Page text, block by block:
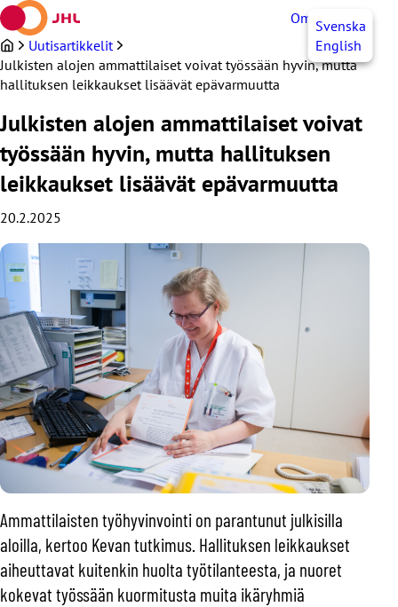
Siirry
sisältöön
OmaJHLSvenska
English
Uutisartikkelit
Julkisten alojen ammattilaiset voivat työssään hyvin, mutta
hallituksen leikkaukset lisäävät epävarmuutta
Julkisten alojen ammattilaiset voivat
työssään hyvin, mutta hallituksen
leikkaukset lisäävät epävarmuutta
20.2.2025
Ammattilaisten työhyvinvointi on parantunut julkisilla
aloilla, kertoo Kevan tutkimus. Hallituksen leikkaukset
aiheuttavat kuitenkin huolta työtilanteesta, ja nuoret
kokevat työssään kuormitusta muita ikäryhmiä